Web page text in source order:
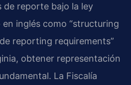
de reporte bajo la ley
inglés como “structuring
reporting requirements”
obtener representación
La Fiscalía